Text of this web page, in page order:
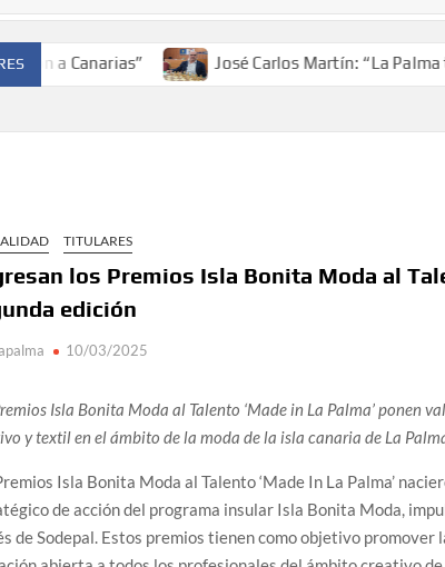
José Carlos Martín: “La Palma tendrá
TITULARES
los Premios Isla Bonita Moda al
edición
10/03/2025
Isla Bonita Moda al Talento ‘Made in La Palma’ ponen
y textil en el ámbito de la moda de la isla canaria de La
Isla Bonita Moda al Talento ‘Made In La Palma’
de acción del programa insular Isla Bonita Moda,
de Sodepal. Estos premios tienen como objetivo promover